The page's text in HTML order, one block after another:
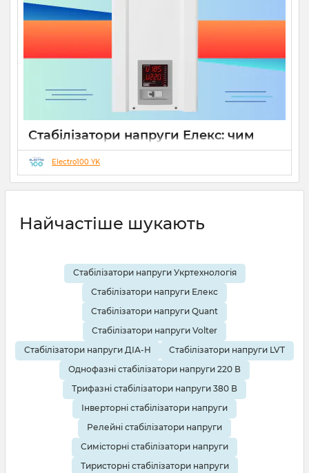
Стабілізатори напруги Елекс: чим
відрізняються серії Ампер, Герц і
Гібрид (огляд інженерів)
19 08 2025 0 10 хвилин
Electro100 YK
Найчастіше шукають
Стабілізатори напруги Укртехнологія
Стабілізатори напруги Елекс
Стабілізатори напруги Quant
Стабілізатори напруги Volter
Стабілізатори напруги ДІА-Н
Стабілізатори напруги LVT
Однофазні стабілізатори напруги 220 В
Трифазні стабілізатори напруги 380 В
Інверторні стабілізатори напруги
Релейні стабілізатори напруги
Симісторні стабілізатори напруги
Тиристорні стабілізатори напруги